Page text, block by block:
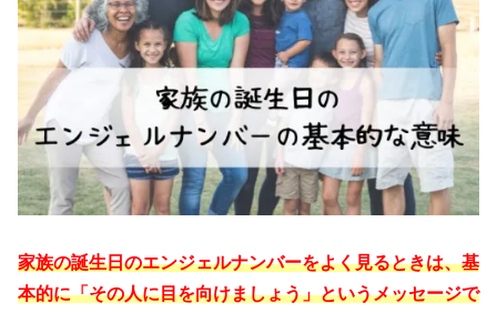
家族の誕生日のエンジェルナンバーをよく見るときは、基
本的に「その人に目を向けましょう」というメッセージで